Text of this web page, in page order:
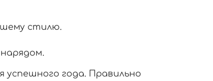
стилю.
успешного года. Правильно